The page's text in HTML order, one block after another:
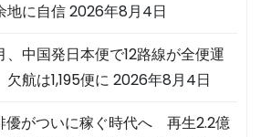
地に自信2026年8月4日
、中国発日本便で12路線が全便運
欠航は1,195便に 2026年8月4日
優がついに稼ぐ時代へ 再生2.2億